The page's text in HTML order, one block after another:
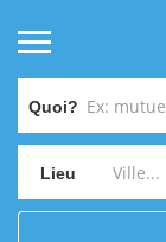
Quoi?
Lieu